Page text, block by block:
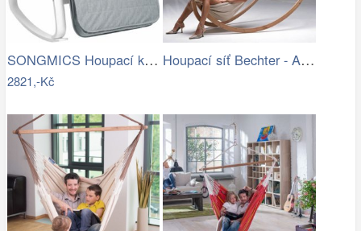
SONGMICS Houpací křeslo Faux světle šedé
2821,-Kč
Houpací síť Bechter - Artedio.cz